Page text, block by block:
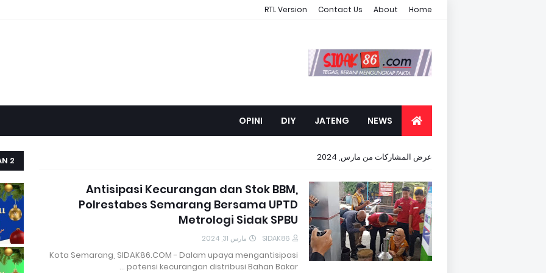
Home
About
Contact Us
RTL Version
NEWS
JATENG
DIY
OPINI
عرض المشاركات من مارس, 2024
Antisipasi Kecurangan dan Stok BBM,
Polrestabes Semarang Bersama UPTD
Metrologi Sidak SPBU
SIDAK86 مارس 31, 2024
Kota Semarang, SIDAK86.COM - Dalam upaya mengantisipasi
potensi kecurangan distribusi Bahan Bakar …
2